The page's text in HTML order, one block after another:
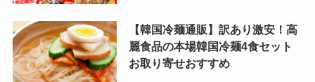
【韓国冷麺通販】訳あり激安！高
麗食品の本場韓国冷麺4食セット
お取り寄せおすすめ